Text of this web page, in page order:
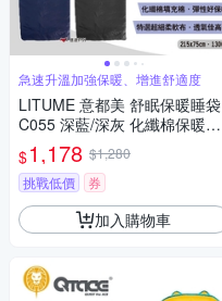
急速升溫加強保暖、增進舒適度
LITUME 意都美 舒眠保暖睡袋
C055 深藍/深灰 化纖棉保暖睡
袋 天鵝絨內裡 悠遊戶外
$1,178 $1,280
挑戰低價
券
加入購物車